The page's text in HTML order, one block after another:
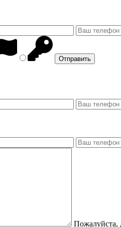
Пожалуйста,